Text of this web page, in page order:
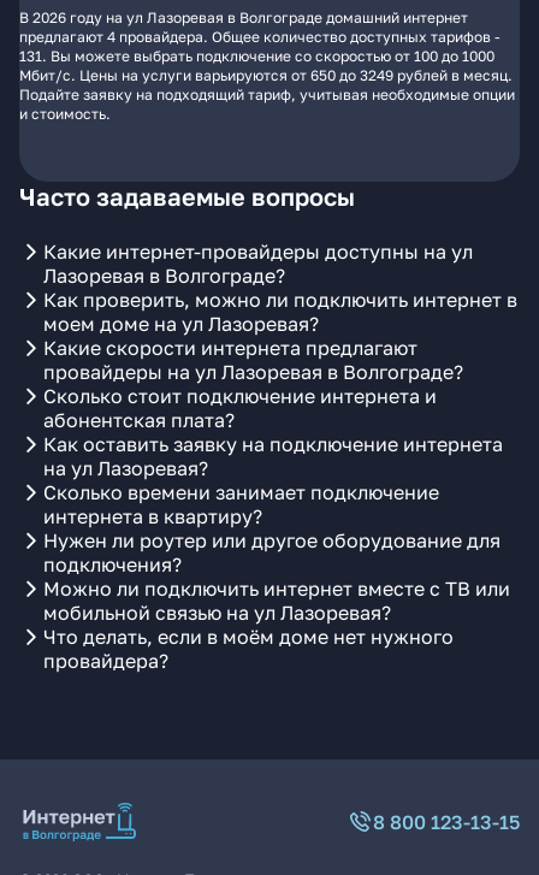
В 2026 году на ул Лазоревая в Волгограде домашний интернет
предлагают 4 провайдера. Общее количество доступных тарифов -
131. Вы можете выбрать подключение со скоростью от 100 до 1000
Мбит/с. Цены на услуги варьируются от 650 до 3249 рублей в месяц.
Подайте заявку на подходящий тариф, учитывая необходимые опции
и стоимость.
Часто задаваемые вопросы
Какие интернет-провайдеры доступны на ул
Лазоревая в Волгограде?
Как проверить, можно ли подключить интернет в
моем доме на ул Лазоревая?
Какие скорости интернета предлагают
провайдеры на ул Лазоревая в Волгограде?
Сколько стоит подключение интернета и
абонентская плата?
Как оставить заявку на подключение интернета
на ул Лазоревая?
Сколько времени занимает подключение
интернета в квартиру?
Нужен ли роутер или другое оборудование для
подключения?
Можно ли подключить интернет вместе с ТВ или
мобильной связью на ул Лазоревая?
Что делать, если в моём доме нет нужного
провайдера?
8 800 123-13-15